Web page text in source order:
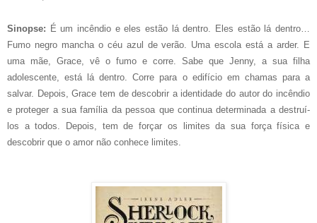
Sinopse: É um incêndio e eles estão lá dentro. Eles estão lá dentro…
Fumo negro mancha o céu azul de verão. Uma escola está a arder. E
uma mãe, Grace, vê o fumo e corre. Sabe que Jenny, a sua filha
adolescente, está lá dentro. Corre para o edifício em chamas para a
salvar. Depois, Grace tem de descobrir a identidade do autor do incêndio
e proteger a sua família da pessoa que continua determinada a destruí-
los a todos. Depois, tem de forçar os limites da sua força física e
descobrir que o amor não conhece limites.